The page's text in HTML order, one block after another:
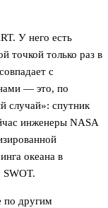
У него есть
точкой только раз в
с
— это, по
случай»: спутник
инженеры NASA
океана в
SWOT.
по другим